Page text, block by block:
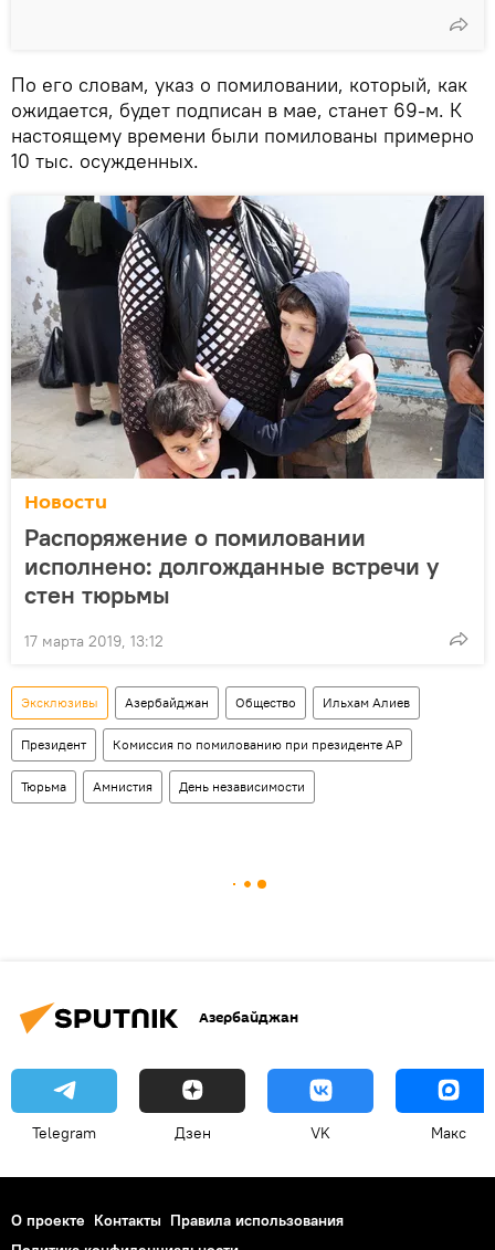
По его словам, указ о помиловании, который, как
ожидается, будет подписан в мае, станет 69-м. К
настоящему времени были помилованы примерно
10 тыс. осужденных.
Новости
Распоряжение о помиловании
исполнено: долгожданные встречи у
стен тюрьмы
17 марта 2019, 13:12
Эксклюзивы Азербайджан Общество Ильхам Алиев
Президент Комиссия по помилованию при президенте АР
Тюрьма Амнистия День независимости
Азербайджан
Telegram Дзен VK Макс
О проекте Контакты Правила использования